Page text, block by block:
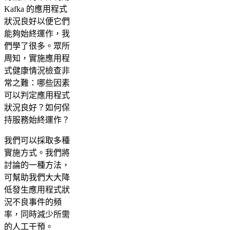
Kafka 的應用程式
狀況良好以便它們
能夠始終運作，我
們學了很多。眾所
周知，實施應用程
式健康情況檢查非
常之難：哪些因素
可以判定應用程式
狀況良好？如何保
持服務始終運作？
我們可以採取多種
實施方式。我們將
討論的一種方法，
可幫助我們大大降
低發生應用程式狀
況不良事件的頻
率，同時減少所需
的人工干預。